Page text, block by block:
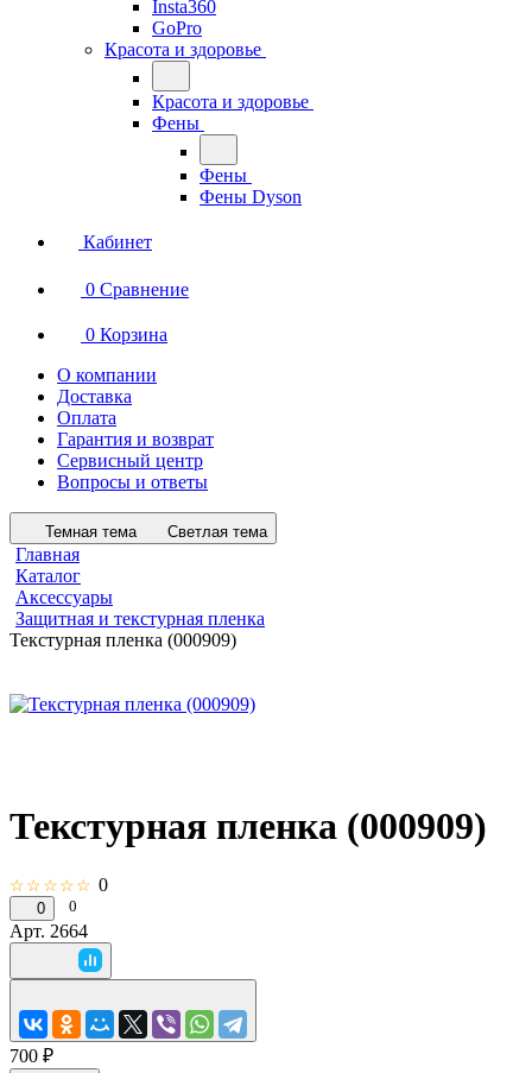
Insta360
GoPro
Красота и здоровье
Красота и здоровье
Фены
Фены
Фены Dyson
Кабинет
0 Сравнение
0 Корзина
О компании
Доставка
Оплата
Гарантия и возврат
Сервисный центр
Вопросы и ответы
Темная тема Светлая тема
Главная
Каталог
Аксессуары
Защитная и текстурная пленка
Текстурная пленка (000909)
Текстурная пленка (000909)
☆☆☆☆☆ 0
0 0
Арт. 2664
700 ₽